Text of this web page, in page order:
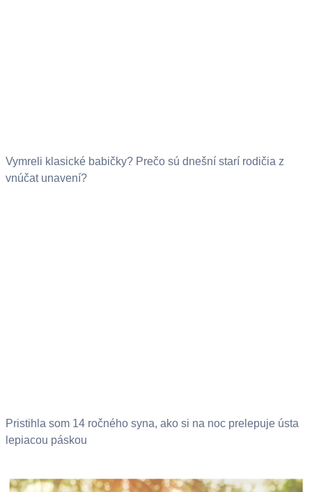
Vymreli klasické babičky? Prečo sú dnešní starí rodičia z
vnúčat unavení?
Pristihla som 14 ročného syna, ako si na noc prelepuje ústa
lepiacou páskou